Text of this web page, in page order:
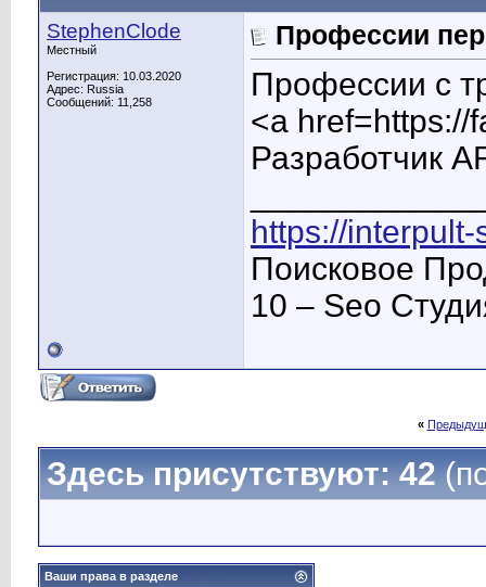
StephenClode
Местный
Регистрация: 10.03.2020
Адрес: Russia
Сообщений: 11,258
Профессии
Профессии с
<a
Разработчик
https://
Поисковое
10 – Seo
«
Здесь присутствуют: 42
Ваши права в разделе